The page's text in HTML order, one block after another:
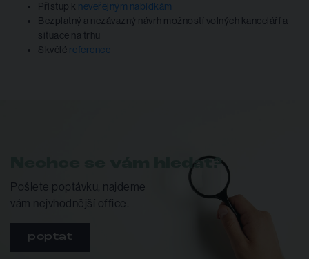
Přístup k neveřejným nabídkám
Bezplatný a nezávazný návrh možností volných kanceláří a
situace na trhu
Skvělé reference
Nechce se vám hledat?
Pošlete poptávku, najdeme
vám nejvhodnější office.
poptat